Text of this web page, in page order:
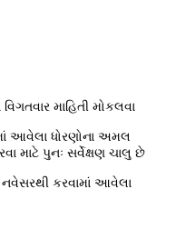
માહિતી મોકલવા
આવેલા ધોરણોના અમલ
માટે પુનઃ સર્વેક્ષણ ચાલુ છે
નવેસરથી કરવામાં આવેલા